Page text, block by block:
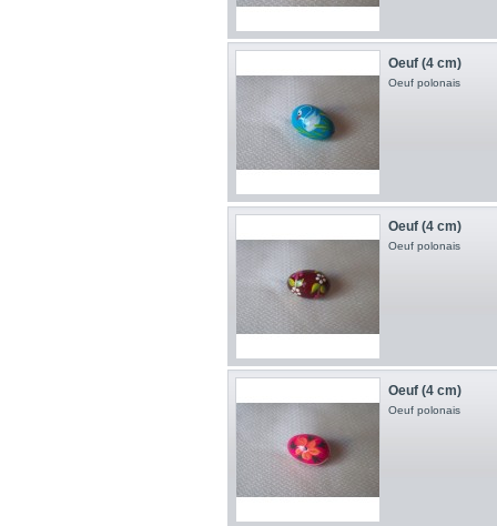
Oeuf (4 cm)
Oeuf polonais
Oeuf (4 cm)
Oeuf polonais
Oeuf (4 cm)
Oeuf polonais